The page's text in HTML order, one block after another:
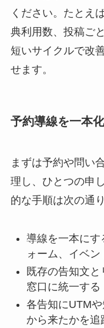
ください。たとえ
典利用数、投稿ご
短いサイクルで改
せます。
予約導線を一本
まずは予約や問い
理し、ひとつの申
的な手順は次の通り
導線を一本にす
ォーム、イベン
既存の告知文
窓口に統一する
各告知にUTM
から来たかを追